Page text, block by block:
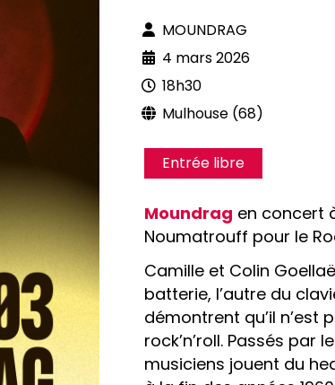
MOUNDRAG
4 mars 2026
18h30
Mulhouse (68)
Entrée libre
Moundrag en concert
Noumatrouff pour le
Camille et Colin
batterie, l’autre du
démontrent qu’il n’est
rock’n’roll. Passés par
musiciens jouent du